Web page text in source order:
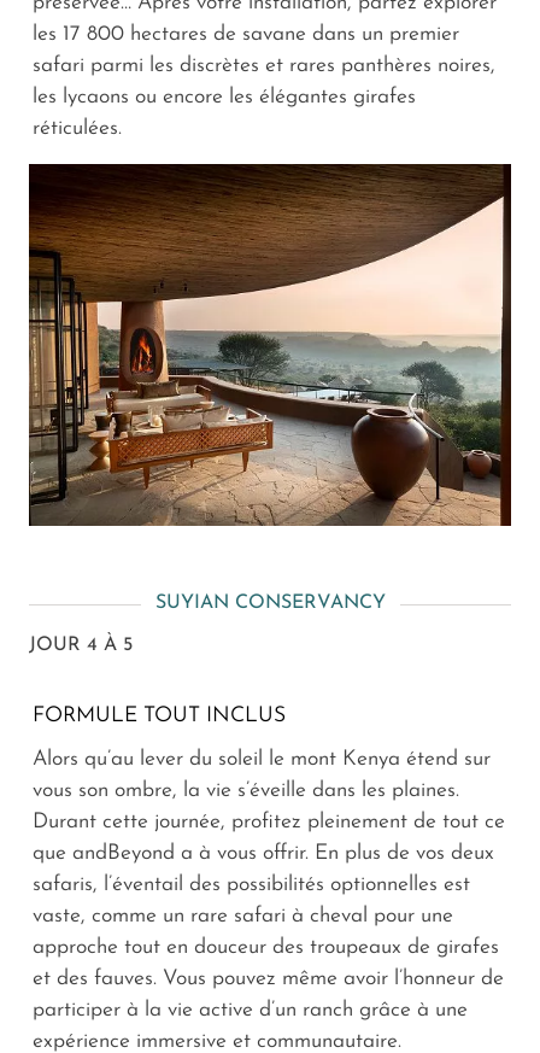
les 17 800 hectares de savane dans un premier
safari parmi les discrètes et rares panthères noires,
les lycaons ou encore les élégantes girafes
réticulées.
SUYIAN CONSERVANCY
JOUR 4 À 5
FORMULE TOUT INCLUS
Alors qu’au lever du soleil le mont Kenya étend sur
vous son ombre, la vie s’éveille dans les plaines.
Durant cette journée, profitez pleinement de tout ce
que andBeyond a à vous offrir. En plus de vos deux
safaris, l’éventail des possibilités optionnelles est
vaste, comme un rare safari à cheval pour une
approche tout en douceur des troupeaux de girafes
et des fauves. Vous pouvez même avoir l’honneur de
participer à la vie active d’un ranch grâce à une
expérience immersive et communautaire.